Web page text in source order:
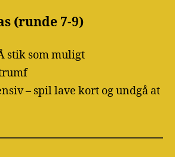
(runde 7-9)
stik som muligt
– spil lave kort og undgå at